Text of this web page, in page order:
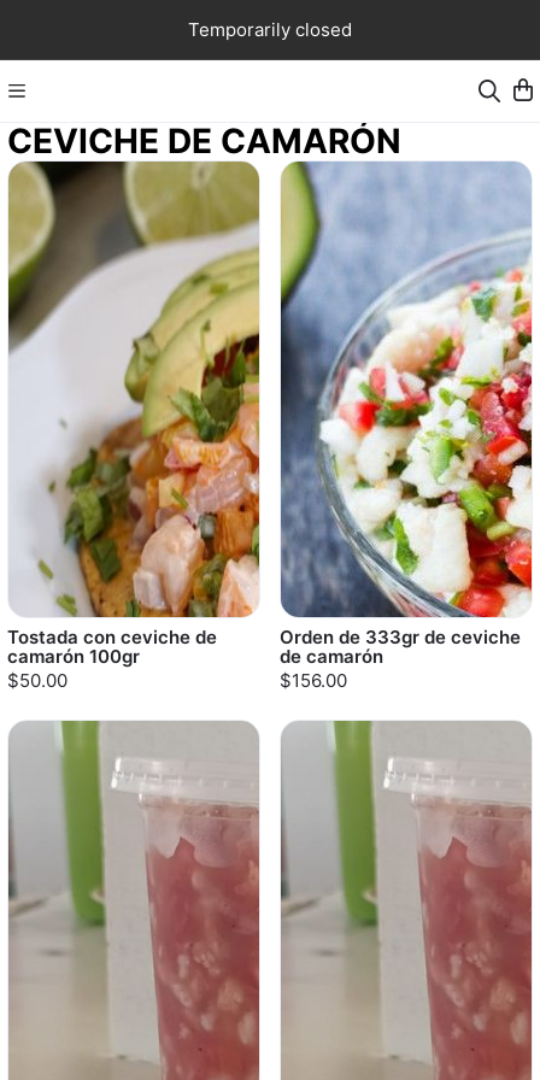
Temporarily closed
CEVICHE DE CAMARÓN
Tostada con ceviche de
camarón 100gr
$50.00
Orden de 333gr de ceviche
de camarón
$156.00